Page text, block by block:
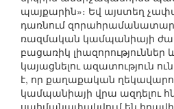
պայքարին»։ Եվ այստեղ
դառնում
ռազմական կամպանիայի
բացառիկ լիազորություններ
կայացնելու ազատություն
է, որ քաղաքական
կամպանիայի վրա ազդելու